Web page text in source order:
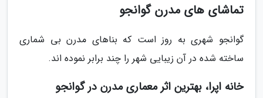
تماشای های مدرن گوانجو
گوانجو شهری به روز است که بناهای مدرن بی شماری
ساخته شده در آن زیبایی شهر را چند برابر نموده اند.
خانه اپرا، بهترین اثر معماری مدرن در گوانجو